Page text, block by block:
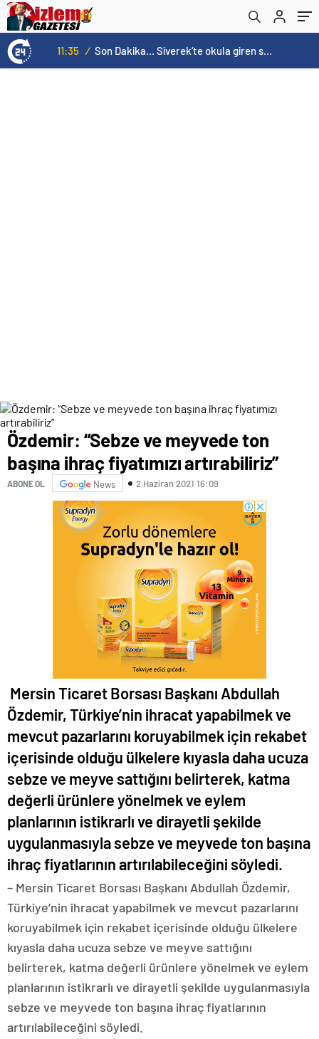
11:35 / Son Dakika… Siverek’te okula giren saldırgan ateş açtı! Yaralılar var
Özdemir: “Sebze ve meyvede ton
başına ihraç fiyatımızı artırabiliriz”
ABONE OL News 2 Haziran 2021 16:09
Mersin Ticaret Borsası Başkanı Abdullah
Özdemir, Türkiye’nin ihracat yapabilmek ve
mevcut pazarlarını koruyabilmek için rekabet
içerisinde olduğu ülkelere kıyasla daha ucuza
sebze ve meyve sattığını belirterek, katma
değerli ürünlere yönelmek ve eylem
planlarının istikrarlı ve dirayetli şekilde
uygulanmasıyla sebze ve meyvede ton başına
ihraç fiyatlarının artırılabileceğini söyledi.
– Mersin Ticaret Borsası Başkanı Abdullah Özdemir,
Türkiye’nin ihracat yapabilmek ve mevcut pazarlarını
koruyabilmek için rekabet içerisinde olduğu ülkelere
kıyasla daha ucuza sebze ve meyve sattığını
belirterek, katma değerli ürünlere yönelmek ve eylem
planlarının istikrarlı ve dirayetli şekilde uygulanmasıyla
sebze ve meyvede ton başına ihraç fiyatlarının
artırılabileceğini söyledi.